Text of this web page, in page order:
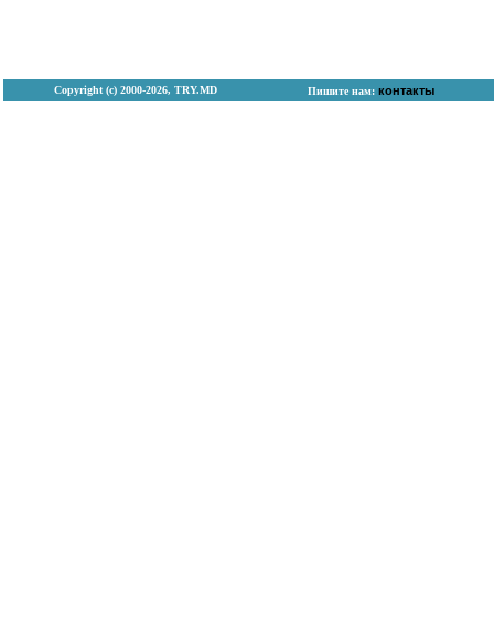
Copyright (с) 2000-2026, TRY.MD Пишите нам: контакты